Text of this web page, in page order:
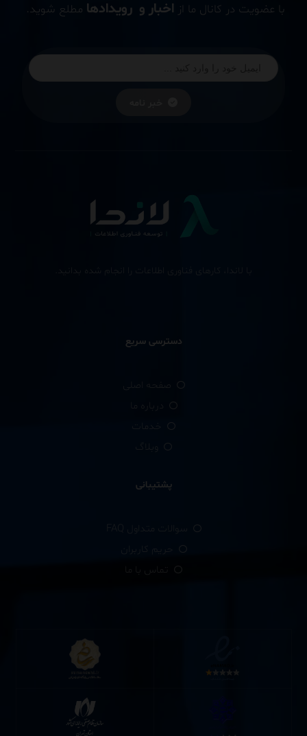
با عضویت در کانال ما از اخبار و رویدادها مطلع شوید.
با لاندا، کارهای فناوری اطلاعات را انجام شده بدانید.
دسترسی سریع
صفحه اصلی
پشتیبانی
سوالات متداول FAQ
حریم کاربران